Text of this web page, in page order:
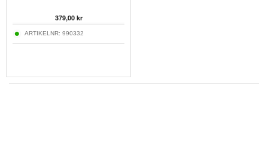
379,00 kr
ARTIKELNR: 990332